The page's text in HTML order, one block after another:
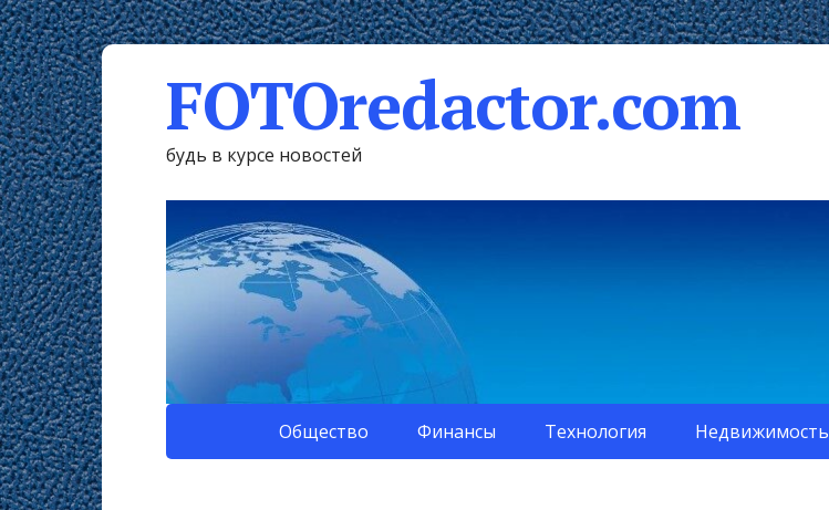
FOTOredactor.com
будь в курсе новостей
Общество Финансы Технология Недвижимость